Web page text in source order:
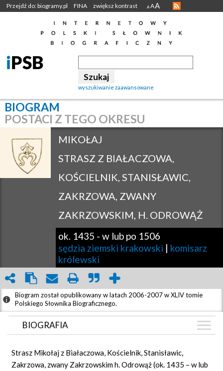
Przejdź do: biogramy.pl FINA zwiększ kontrast A AA
wyszukiwanie zaawansowane
BIOGRAM
POSTACI Z TEGO OKRESU
MIKOŁAJ
STRASZ Z BIAŁACZOWA,
KOŚCIELNIK, STANISŁAWIC,
ZAKRZOWA, ZWANY
ZAKRZOWSKIM, H. ODROWĄŻ
ok. 1435 - w lub po 1506
sędzia ziemski krakowski | komisarz
królewski
Biogram został opublikowany w latach 2006-2007 w XLIV tomie
Polskiego Słownika Biograficznego.
BIOGRAFIA
GRAF POWIĄZAŃ
Strasz Mikołaj z Białaczowa, Kościelnik, Stanisławic,
Zakrzowa, zwany Zakrzowskim h. Odrowąż (ok. 1435 – w lub